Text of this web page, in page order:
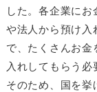
した。各企業に
や法人から預け入
で、たくさんお
入れしてもらう必
そのため、国を挙